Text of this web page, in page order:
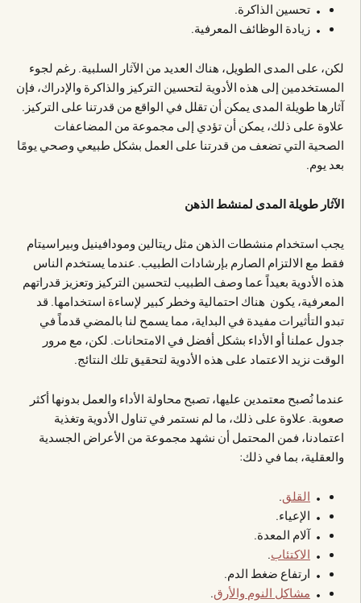
تحسين الذاكرة.
زيادة الوظائف المعرفية.
لكن، على المدى الطويل، هناك العديد من الآثار السلبية. رغم لجوء
المستخدمين إلى هذه الأدوية لتحسين التركيز والذاكرة والإدراك، فإن
آثارها طويلة المدى يمكن أن تقلل في الواقع من قدرتنا على التركيز.
علاوة على ذلك، يمكن أن تؤدي إلى مجموعة من المضاعفات
الصحية التي تضعف من قدرتنا على العمل بشكل طبيعي وصحي يومًا
بعد يوم.
الآثار طويلة المدى لمنشط الذهن
يجب استخدام منشطات الذهن مثل ريتالين ومودافينيل وبيراسيتام
فقط مع الالتزام الصارم بإرشادات الطبيب. عندما يستخدم الناس
هذه الأدوية بعيداً عما وصف الطبيب لتحسين التركيز وتعزيز قدراتهم
المعرفية، يكون هناك احتمالية وخطر كبير لإساءة استخدامها. قد
تبدو التأثيرات مفيدة في البداية، مما يسمح لنا بالمضي قدماً في
جدول عملنا أو الأداء بشكل أفضل في الامتحانات. لكن، مع مرور
الوقت نزيد الاعتماد على هذه الأدوية لتحقيق تلك النتائج.
عندما نُصبح معتمدين عليها، تصبح محاولة الأداء والعمل بدونها أكثر
صعوبة. علاوة على ذلك، ما لم نستمر في تناول الأدوية وتغذية
اعتمادنا، فمن المحتمل أن نشهد مجموعة من الأعراض الجسدية
والعقلية، بما في ذلك:
القلق.
الإعياء.
آلام المعدة.
الاكتئاب.
ارتفاع ضغط الدم.
مشاكل النوم والأرق.